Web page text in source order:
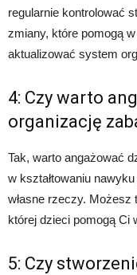
regularnie kontrolować
zmiany, które pomogą
aktualizować system
4: Czy warto
organizację
Tak, warto angażować
w kształtowaniu
własne rzeczy.
której dzieci pomogą Ci
5: Czy